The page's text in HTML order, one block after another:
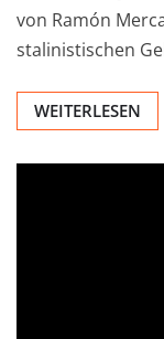
von Ramón
stalinistischen
WEITERLESEN